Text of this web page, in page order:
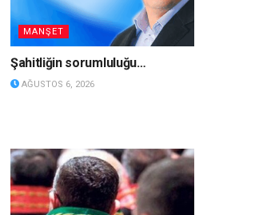
MANŞET
Şahitliğin sorumluluğu…
AĞUSTOS 6, 2026